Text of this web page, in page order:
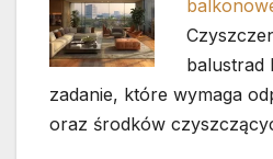
balustrad
zadanie, które wymaga
oraz środków